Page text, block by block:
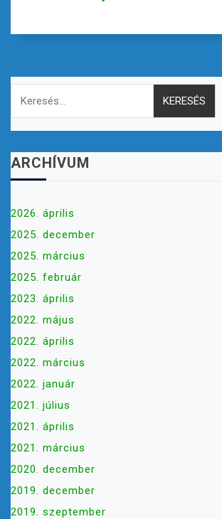
Keresés:
ARCHÍVUM
2026. április
2025. december
2025. március
2025. február
2023. április
2022. május
2022. április
2022. március
2022. január
2021. július
2021. április
2021. március
2020. december
2019. december
2019. szeptember